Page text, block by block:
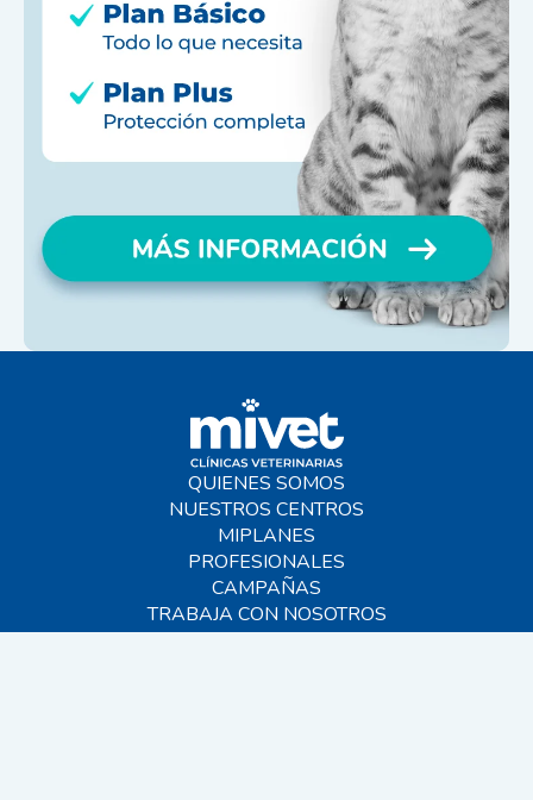
QUIENES SOMOS
NUESTROS CENTROS
MIPLANES
PROFESIONALES
CAMPAÑAS
TRABAJA CON NOSOTROS
BLOG